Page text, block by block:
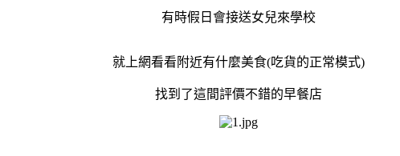
有時假日會接送女兒來學校
就上網看看附近有什麼美食(吃貨的正常模式)
找到了這間評價不錯的早餐店